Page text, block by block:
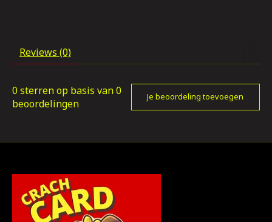
Reviews (0)
0 sterren op basis van0
beoordelingen
Je beoordeling toevoegen